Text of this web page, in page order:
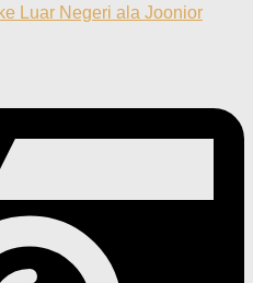
Luar Negeri ala Joonior